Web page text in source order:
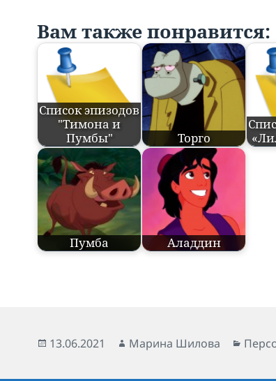
Вам также понравится:
Список эпизодов
"Тимона и
Пумбы"
Торго
Пумба Аладдин
Опубликовано
13.06.2021 Автор
Марина Шилова